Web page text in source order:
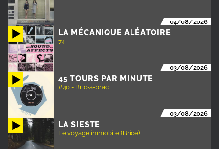
04/08/2026
LA MÉCANIQUE ALÉATOIRE
74
03/08/2026
45 TOURS PAR MINUTE
#40 - Bric-à-brac
03/08/2026
LA SIESTE
Le voyage immobile (Brice)